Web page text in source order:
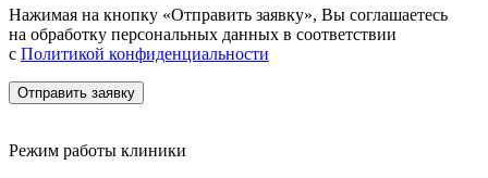
Нажимая на кнопку «Отправить заявку», Вы соглашаетесь
на обработку персональных данных в соответствии
с Политикой конфиденциальности
Режим работы клиники